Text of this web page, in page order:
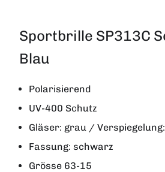
Sportbrille SP313C
Blau
Polarisierend
UV-400 Schutz
Gläser: grau /
Fassung: schwarz
Grösse 63-15